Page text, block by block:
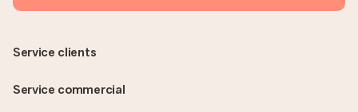
Service clients
Service commercial